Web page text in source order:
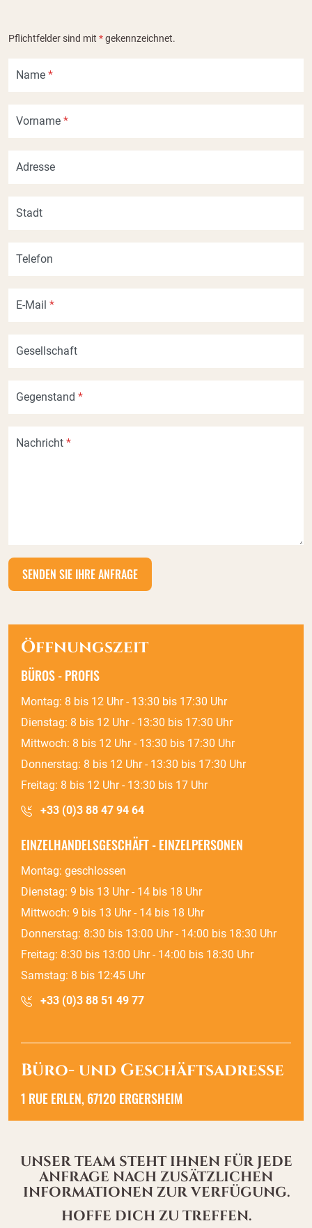
Pflichtfelder sind mit *gekennzeichnet.
Name *
Vorname *
Adresse
Stadt
Telefon
E-Mail *
Gesellschaft
Gegenstand *
Nachricht *
Öffnungszeit
BÜROS - PROFIS
Montag: 8 bis 12 Uhr - 13:30 bis 17:30 Uhr
Dienstag: 8 bis 12 Uhr - 13:30 bis 17:30 Uhr
Mittwoch: 8 bis 12 Uhr - 13:30 bis 17:30 Uhr
Donnerstag: 8 bis 12 Uhr - 13:30 bis 17:30 Uhr
Freitag: 8 bis 12 Uhr - 13:30 bis 17 Uhr
+33 (0)3 88 47 94 64
EINZELHANDELSGESCHÄFT - EINZELPERSONEN
Montag: geschlossen
Dienstag: 9 bis 13 Uhr - 14 bis 18 Uhr
Mittwoch: 9 bis 13 Uhr - 14 bis 18 Uhr
Donnerstag: 8:30 bis 13:00 Uhr - 14:00 bis 18:30 Uhr
Freitag: 8:30 bis 13:00 Uhr - 14:00 bis 18:30 Uhr
Samstag: 8 bis 12:45 Uhr
+33 (0)3 88 51 49 77
Büro- und Geschäftsadresse
1 RUE ERLEN, 67120 ERGERSHEIM
UNSER TEAM STEHT IHNEN FÜR JEDE
ANFRAGE NACH ZUSÄTZLICHEN
INFORMATIONEN ZUR VERFÜGUNG.
HOFFE DICH ZU TREFFEN.